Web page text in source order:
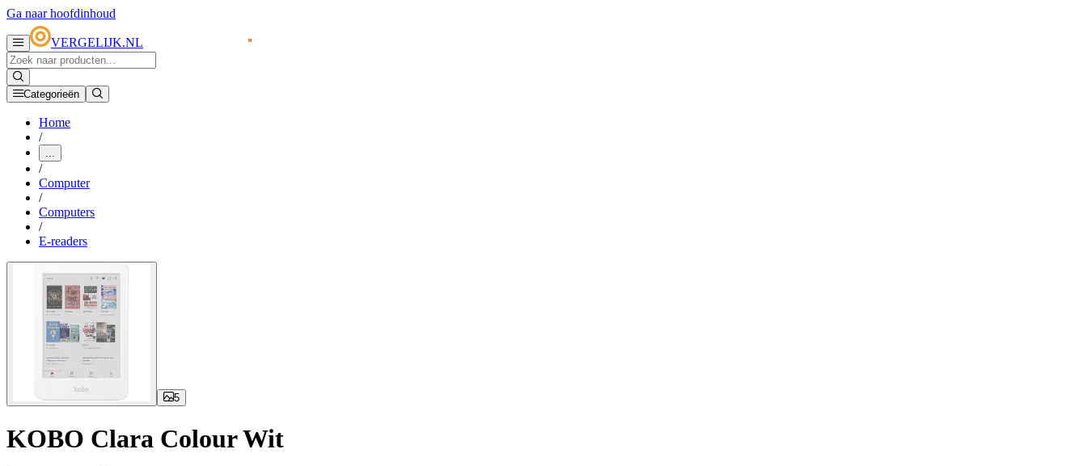
Ga naar hoofdinhoud
VERGELIJK.NL
Categorieën
Home
/
...
/
Computer
/
Computers
/
E-readers
5
KOBO Clara Colour Wit